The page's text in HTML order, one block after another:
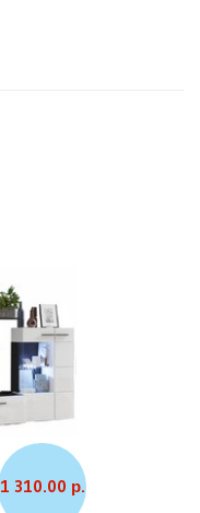
1 310.00 р.